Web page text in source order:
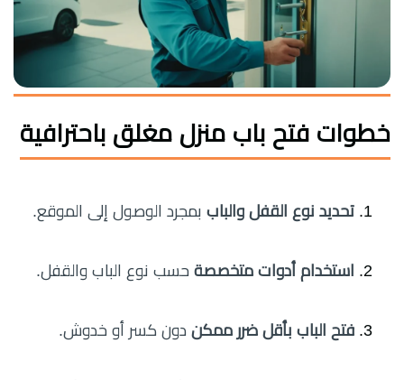
خطوات فتح باب منزل مغلق باحترافية
تحديد نوع القفل والباب بمجرد الوصول إلى الموقع.
استخدام أدوات متخصصة حسب نوع الباب والقفل.
فتح الباب بأقل ضرر ممكن دون كسر أو خدوش.